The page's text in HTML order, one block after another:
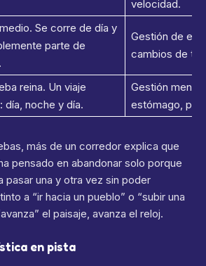
velocidad.
Se corre de día y
parte de
Gestión de
cambios de
reina. Un viaje
día, noche y día.
Gestión
estómago,
más de un corredor explica que
pensado en abandonar solo porque
pasar una y otra vez sin poder
a “ir hacia un pueblo” o “subir una
el paisaje, avanza el reloj.
en pista